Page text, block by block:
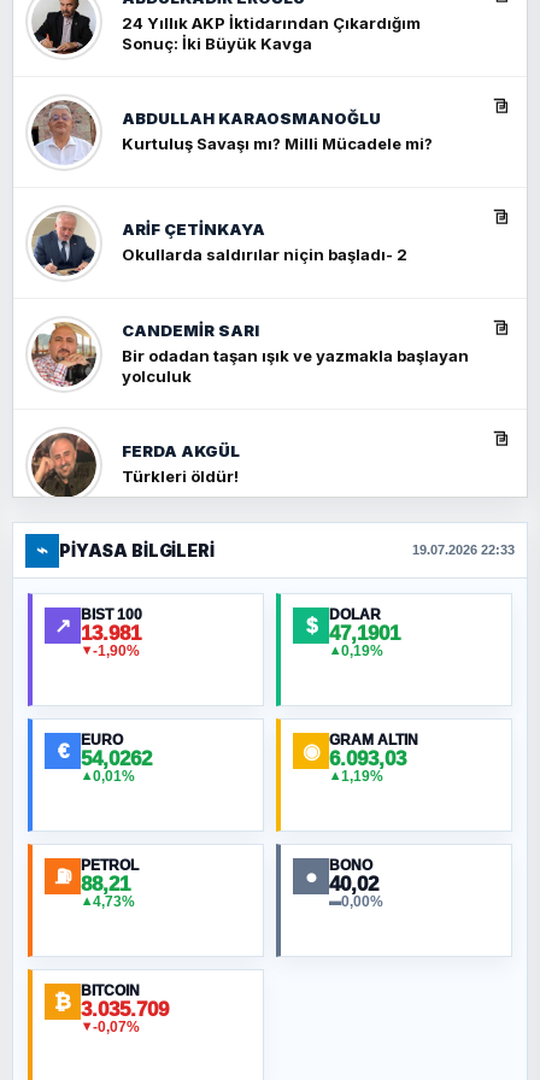
24 Yıllık AKP İktidarından Çıkardığım
Sonuç: İki Büyük Kavga
ABDULLAH KARAOSMANOĞLU
Kurtuluş Savaşı mı? Milli Mücadele mi?
ARIF ÇETİNKAYA
Okullarda saldırılar niçin başladı- 2
CANDEMIR SARI
Bir odadan taşan ışık ve yazmakla başlayan
yolculuk
FERDA AKGÜL
Türkleri öldür!
FERHAT BÜYÜKKALKAN
Ankara Zirvesi: NATO Toplantısı mı, Yeni
Ortadoğu Haritasının Provası mı?
MURAT ÖZKAN
NURETTIN BÖLÜK
ORHAN KILIÇOĞLU
Fahişeye beyinli bir müstevli alçağına
⌁ PIYASA BILGILERI 19.07.2026 22:33
↗ BIST 100
13.981
▼-1,90%
$ DOLAR
47,1901
▲0,19%
€ EURO
54,0262
▲0,01%
◉ GRAM ALTIN
6.093,03
▲1,19%
⛽ PETROL
88,21
▲4,73%
● BONO
40,02
▬0,00%
₿ BITCOIN
3.035.709
▼-0,07%